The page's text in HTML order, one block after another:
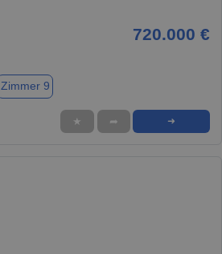
720.000 €
Zimmer 9
★ ➦ ➜